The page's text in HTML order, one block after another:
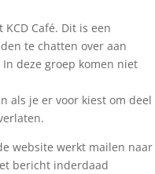
Café. Dit is een
te chatten over aan
deze groep komen niet
als je er voor kiest om deel
website werkt mailen naar
bericht inderdaad